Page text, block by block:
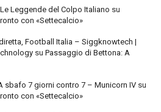
Leggende del Colpo Italiano su
con «Settecalcio»
Football Italia – Siggknowtech |
su Passaggio di Bettona: A
sbafo 7 giorni contro 7 – Municorn IV su
con «Settecalcio»